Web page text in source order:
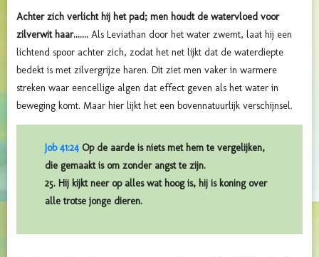
Achter zich verlicht hij het pad; men houdt de watervloed voor
zilverwit haar....... Als Leviathan door het water zwemt, laat hij een
lichtend spoor achter zich, zodat het net lijkt dat de waterdiepte
bedekt is met zilvergrijze haren. Dit ziet men vaker in warmere
streken waar eencellige algen dat effect geven als het water in
beweging komt. Maar hier lijkt het een bovennatuurlijk verschijnsel.
Job 41:24 Op de aarde is niets met hem te vergelijken,
die gemaakt is om zonder angst te zijn.
25. Hij kijkt neer op alles wat hoog is, hij is koning over
alle trotse jonge dieren.